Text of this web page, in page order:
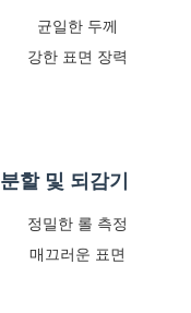
균일한 두께
강한 표면 장력
분할 및 되감기
정밀한 롤 측정
매끄러운 표면